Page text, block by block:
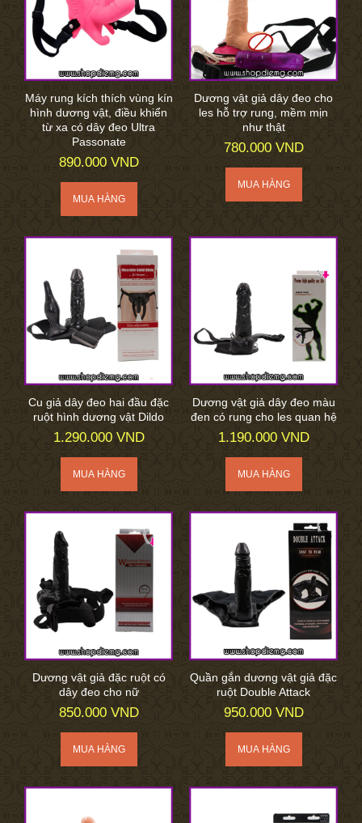
Máy rung kích thích vùng kín
hình dương vật, điều khiển
từ xa có dây đeo Ultra
Passonate
890.000 VND
Dương vật giả dây đeo cho
les hỗ trợ rung, mềm mịn
như thật
780.000 VND
Cu giả dây đeo hai đầu đặc
ruột hình dương vật Dildo
1.290.000 VND
Dương vật giả dây đeo màu
đen có rung cho les quan hệ
1.190.000 VND
Dương vật giả đặc ruột có
dây đeo cho nữ
850.000 VND
Quần gắn dương vật giả đặc
ruột Double Attack
950.000 VND